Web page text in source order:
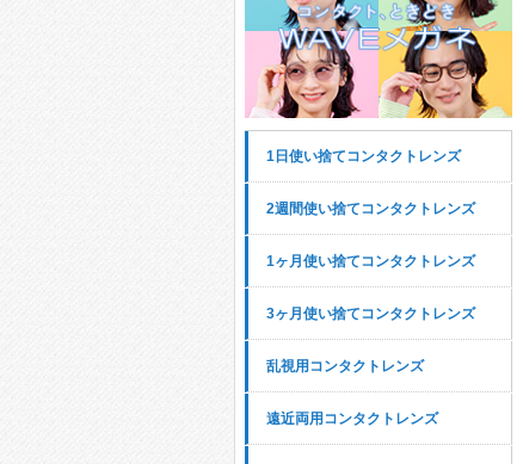
1日使い捨てコンタクトレンズ
2週間使い捨てコンタクトレンズ
1ヶ月使い捨てコンタクトレンズ
3ヶ月使い捨てコンタクトレンズ
乱視用コンタクトレンズ
遠近両用コンタクトレンズ